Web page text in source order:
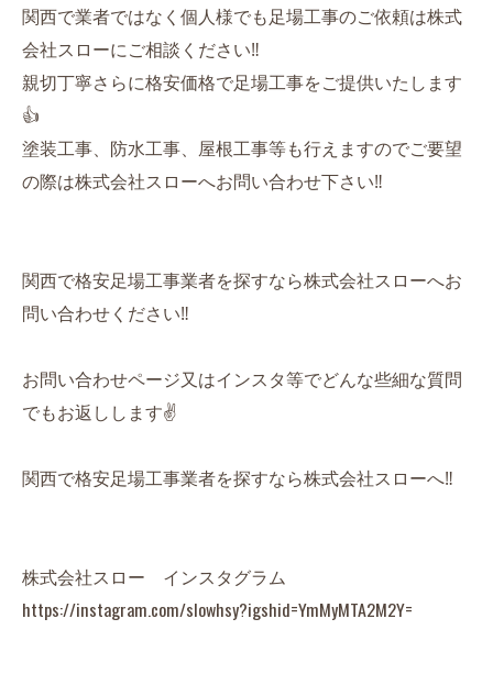
関西で業者ではなく個人様でも足場工事のご依頼は株式
会社スローにご相談ください‼️
親切丁寧さらに格安価格で足場工事をご提供いたします
👍
塗装工事、防水工事、屋根工事等も行えますのでご要望
の際は株式会社スローへお問い合わせ下さい‼️
関西で格安足場工事業者を探すなら株式会社スローへお
問い合わせください‼️
お問い合わせページ又はインスタ等でどんな些細な質問
でもお返しします✌️
関西で格安足場工事業者を探すなら株式会社スローへ‼️
株式会社スロー インスタグラム
https://instagram.com/slowhsy?igshid=YmMyMTA2M2Y=